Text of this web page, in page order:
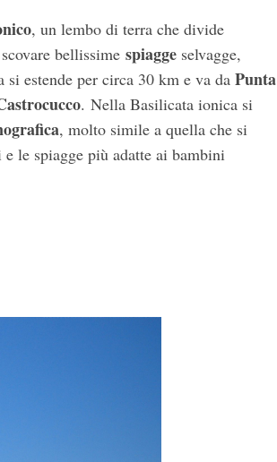
, un lembo di terra che divide
bellissime spiagge selvagge,
estende per circa 30 km e va da Punta
. Nella Basilicata ionica si
, molto simile a quella che si
le spiagge più adatte ai bambini